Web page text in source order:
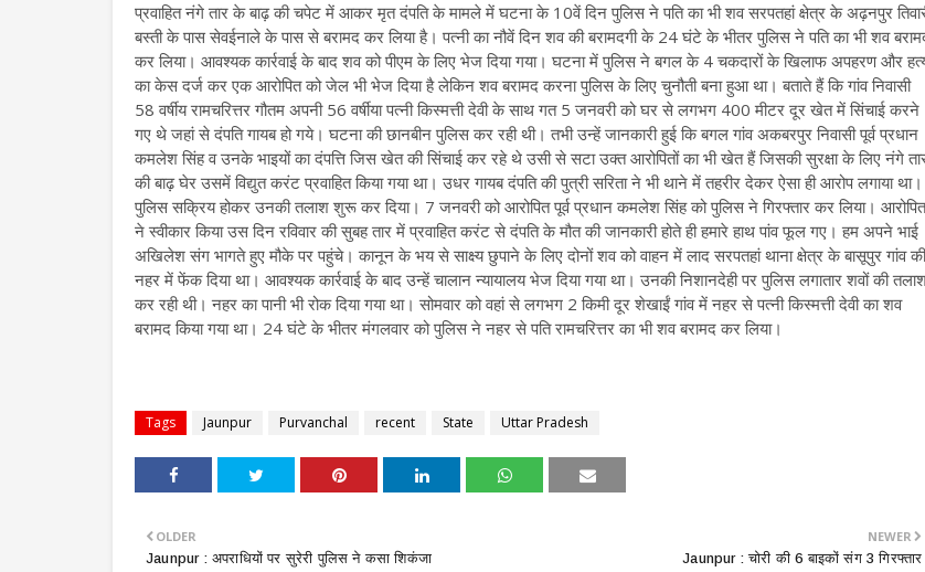
प्रवाहित नंगे तार के बाढ़ की चपेट में आकर मृत दंपति के मामले में घटना के 10वें दिन पुलिस ने पति का भी शव सरपतहां क्षेत्र के अढ़नपुर
बस्ती के पास सेवईनाले के पास से बरामद कर लिया है। पत्नी का नौवें दिन शव की बरामदगी के 24 घंटे के भीतर पुलिस ने पति का भी शव
कर लिया। आवश्यक कार्रवाई के बाद शव को पीएम के लिए भेज दिया गया। घटना में पुलिस ने बगल के 4 चकदारों के खिलाफ अपहरण और
का केस दर्ज कर एक आरोपित को जेल भी भेज दिया है लेकिन शव बरामद करना पुलिस के लिए चुनौती बना हुआ था। बताते हैं कि गांव निवासी
58 वर्षीय रामचरित्तर गौतम अपनी 56 वर्षीया पत्नी किस्मत्ती देवी के साथ गत 5 जनवरी को घर से लगभग 400 मीटर दूर खेत में सिंचाई करने
गए थे जहां से दंपति गायब हो गये। घटना की छानबीन पुलिस कर रही थी। तभी उन्हें जानकारी हुई कि बगल गांव अकबरपुर निवासी पूर्व प्रधान
कमलेश सिंह व उनके भाइयों का दंपत्ति जिस खेत की सिंचाई कर रहे थे उसी से सटा उक्त आरोपितों का भी खेत हैं जिसकी सुरक्षा के लिए नंगे
की बाढ़ घेर उसमें विद्युत करंट प्रवाहित किया गया था। उधर गायब दंपति की पुत्री सरिता ने भी थाने में तहरीर देकर ऐसा ही आरोप लगाया था।
पुलिस सक्रिय होकर उनकी तलाश शुरू कर दिया। 7 जनवरी को आरोपित पूर्व प्रधान कमलेश सिंह को पुलिस ने गिरफ्तार कर लिया। आरोपित
ने स्वीकार किया उस दिन रविवार की सुबह तार में प्रवाहित करंट से दंपति के मौत की जानकारी होते ही हमारे हाथ पांव फूल गए। हम अपने भाई
अखिलेश संग भागते हुए मौके पर पहुंचे। कानून के भय से साक्ष्य छुपाने के लिए दोनों शव‌ को वाहन में लाद सरपतहां थाना क्षेत्र के बासूपुर गांव की
नहर में फेंक दिया था। आवश्यक कार्रवाई के बाद उन्हें चालान‌ न्यायालय भेज दिया गया था। उनकी निशानदेही पर पुलिस लगातार शवों की
कर रही थी। नहर का पानी भी रोक दिया गया था। सोमवार को वहां से लगभग 2 किमी दूर शेखाईं गांव में नहर से पत्नी किस्मत्ती देवी का शव
बरामद किया गया था। 24 घंटे के भीतर मंगलवार को पुलिस ने नहर से पति रामचरित्तर का भी शव बरामद कर लिया।
Tags Jaunpur Purvanchal recent State Uttar Pradesh
NEWER
Jaunpur : ​चोरी की 6 बाइकों संग 3 गिरफ्तार
OLDER
Jaunpur : ​अपराधियों पर सुरेरी पुलिस ने कसा शिकंजा